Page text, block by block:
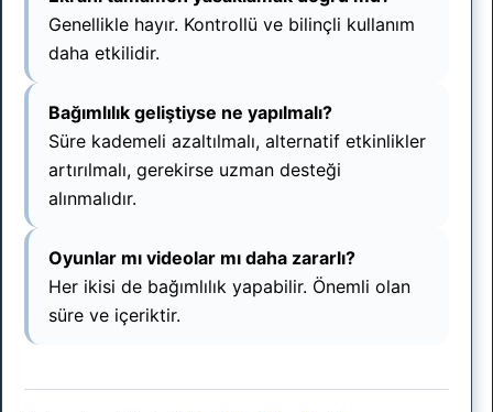
Genellikle hayır. Kontrollü ve bilinçli kullanım
daha etkilidir.
Bağımlılık geliştiyse ne yapılmalı?
Süre kademeli azaltılmalı, alternatif etkinlikler
artırılmalı, gerekirse uzman desteği
alınmalıdır.
Oyunlar mı videolar mı daha zararlı?
Her ikisi de bağımlılık yapabilir. Önemli olan
süre ve içeriktir.